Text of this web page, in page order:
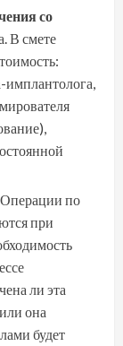
со
В смете
имплантолога,
Операции по
при
ли эта
она
будет